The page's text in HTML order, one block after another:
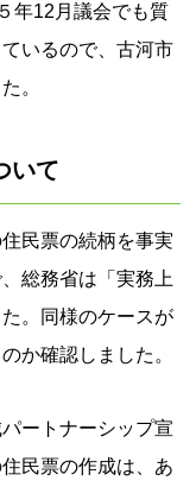
年12月議会でも質
いるので、古河市
。
いて
民票の続柄を事実
総務省は「実務上
。同様のケースが
か確認しました。
ートナーシップ宣
民票の作成は、あ